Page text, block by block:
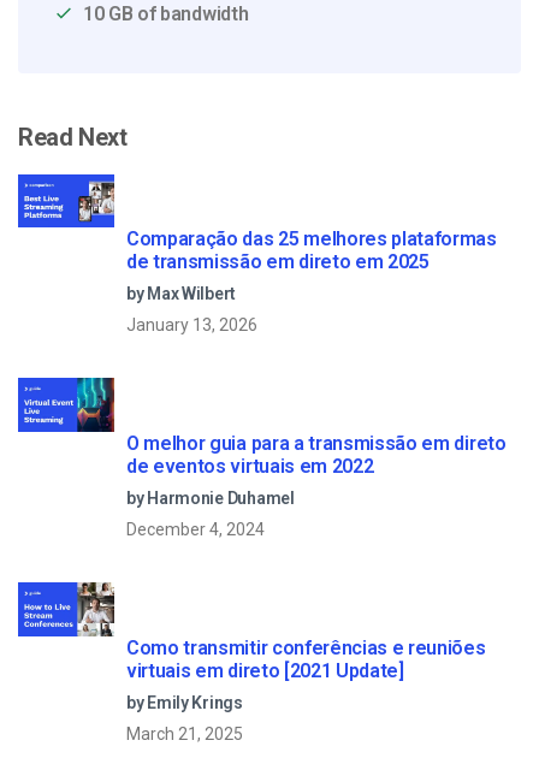
10 GB of bandwidth
Read Next
Comparação das 25 melhores plataformas
de transmissão em direto em 2025
by Max Wilbert
January 13, 2026
O melhor guia para a transmissão em direto
de eventos virtuais em 2022
by Harmonie Duhamel
December 4, 2024
Como transmitir conferências e reuniões
virtuais em direto [2021 Update]
by Emily Krings
March 21, 2025